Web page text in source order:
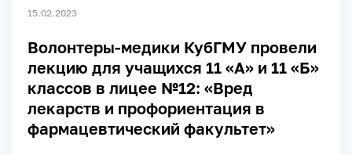
15.02.2023
Волонтеры-медики КубГМУ провели
лекцию для учащихся 11 «А» и 11 «Б»
классов в лицее №12: «Вред
лекарств и профориентация в
фармацевтический факультет»